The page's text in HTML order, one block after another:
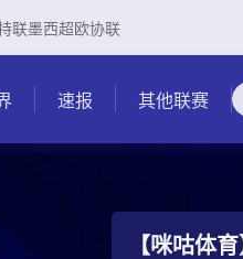
联墨西超欧协联
速报 其他联赛
【咪咕体